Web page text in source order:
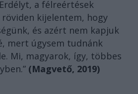
a félreértések
kijelentem, hogy
és azért nem kapjuk
mert úgysem tudnánk
Mi, magyarok, így, többes
(Magvető, 2019)